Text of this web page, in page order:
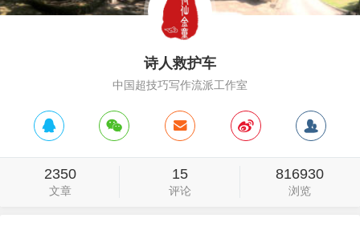
诗人救护车
中国超技巧写作流派工作室
2350
文章
15
评论
816930
浏览